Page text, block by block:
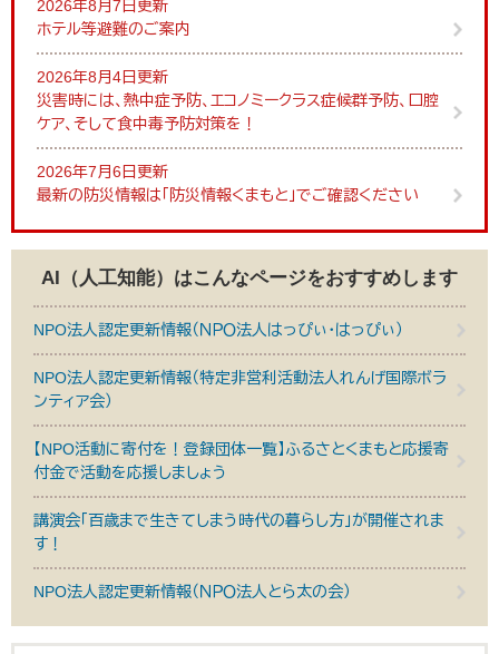
2026年8月7日更新
ホテル等避難のご案内
2026年8月4日更新
災害時には、熱中症予防、エコノミークラス症候群予防、口腔
ケア、そして食中毒予防対策を！
2026年7月6日更新
最新の防災情報は「防災情報くまもと」でご確認ください
AI（人工知能）はこんなページをおすすめします
NPO法人認定更新情報（ＮＰＯ法人はっぴぃ・はっぴぃ）
NPO法人認定更新情報（特定非営利活動法人れんげ国際ボラ
ンティア会）
【NPO活動に寄付を！登録団体一覧】ふるさとくまもと応援寄
付金で活動を応援しましょう
講演会「百歳まで生きてしまう時代の暮らし方」が開催されま
す！
NPO法人認定更新情報（ＮＰＯ法人とら太の会）